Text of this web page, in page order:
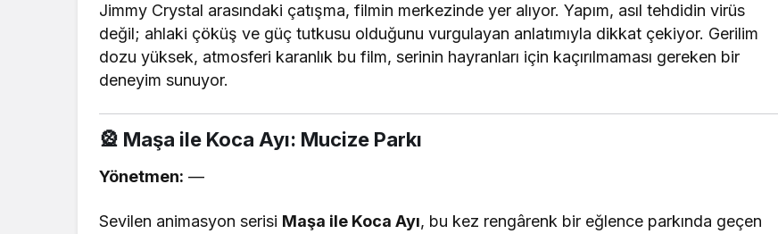
Jimmy Crystal arasındaki çatışma, filmin merkezinde yer alıyor. Yapım, asıl tehdidin virüs
değil; ahlaki çöküş ve güç tutkusu olduğunu vurgulayan anlatımıyla dikkat çekiyor. Gerilim
dozu yüksek, atmosferi karanlık bu film, serinin hayranları için kaçırılmaması gereken bir
deneyim sunuyor.
🎡 Maşa ile Koca Ayı: Mucize Parkı
Yönetmen: —
Sevilen animasyon serisi Maşa ile Koca Ayı, bu kez rengârenk bir eğlence parkında geçen